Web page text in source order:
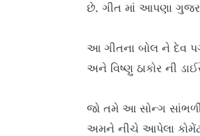
છે. ગીત માં આપણા
આ ગીતના બોલ ને દેવ
અને વિષ્ણુ ઠાકોર ની
જો તમે આ સોન્ગ
અમને નીચે આપેલા